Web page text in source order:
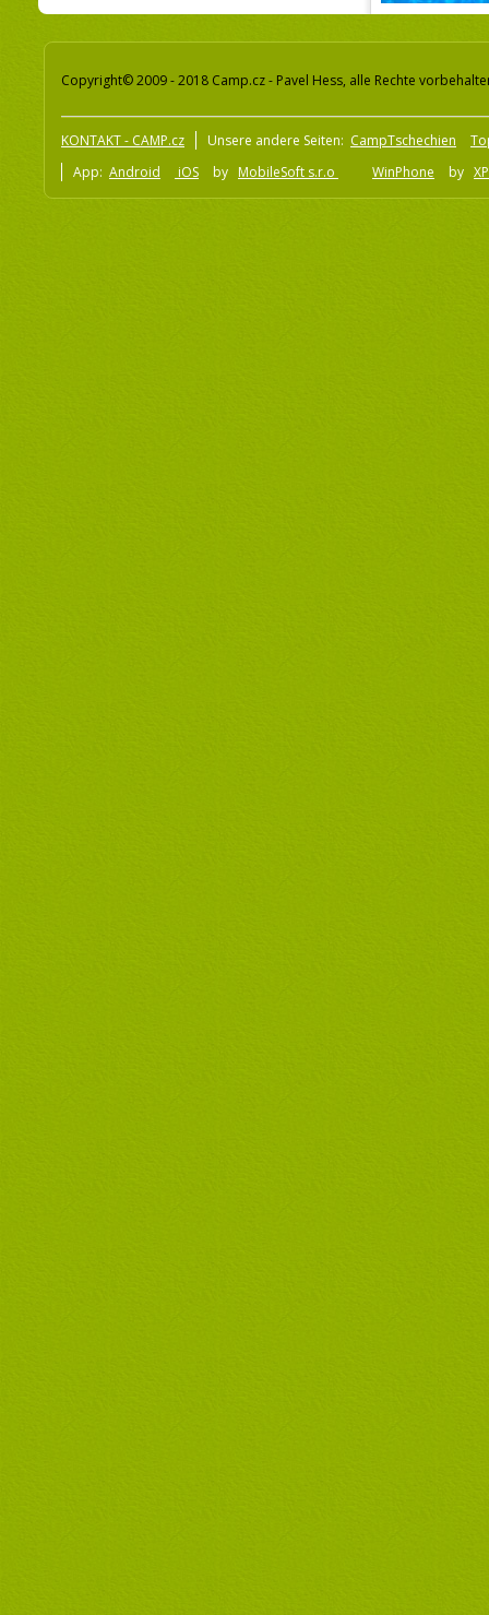
Copyright© 2009 - 2018 Camp.cz - Pavel Hess, alle Rechte
KONTAKT - CAMP.cz Unsere andere Seiten: CampTschechien
App: Android iOS by MobileSoft s.r.o WinPhone by